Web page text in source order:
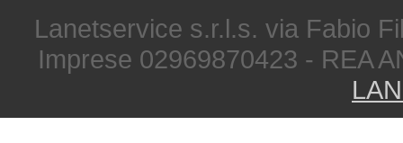
Lanetservice s.r.l.s. via Fabio
Imprese 02969870423 - REA